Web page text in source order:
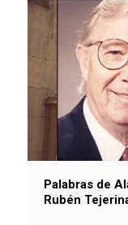
Palabras de
Rubén